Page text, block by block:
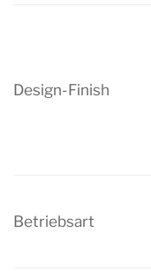
Design-Finish
Betriebsart